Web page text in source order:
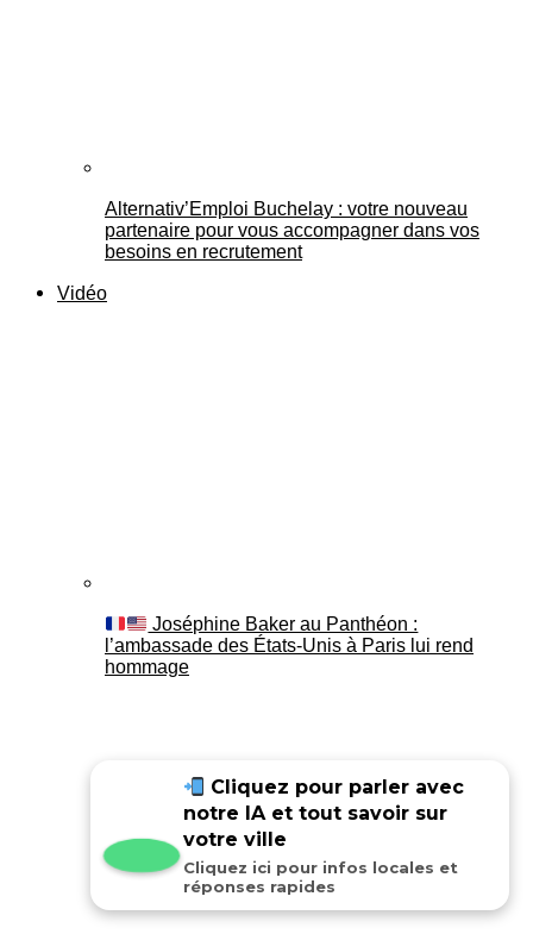
Alternativ’Emploi Buchelay : votre nouveau
partenaire pour vous accompagner dans vos
besoins en recrutement
Vidéo
Joséphine Baker au Panthéon :
l’ambassade des États-Unis à Paris lui rend
hommage
Cliquez pour parler avec
notre IA et tout savoir sur
votre ville
Cliquez ici pour infos locales et
réponses rapides